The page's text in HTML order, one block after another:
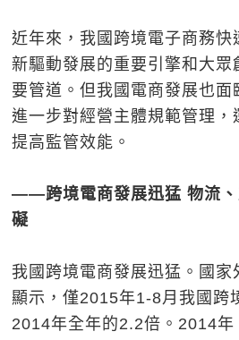
近年來，我國跨境電子商務快
新驅動發展的重要引擎和大眾
要管道。但我國電商發展也面
進一步對經營主體規範管理，
提高監管效能。
――跨境電商發展迅猛 物流、
礙
我國跨境電商發展迅猛。國
顯示，僅2015年1-8月我國跨
2014年全年的2.2倍。2014